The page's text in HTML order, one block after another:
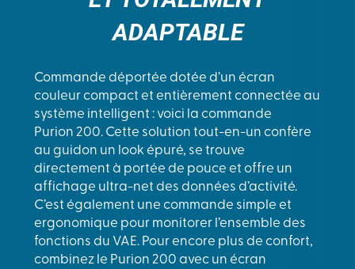
ADAPTABLE
Commande déportée dotée d’un écran
couleur compact et entièrement connectée au
système intelligent : voici la commande
Purion 200. Cette solution tout-en-un confère
au guidon un look épuré, se trouve
directement à portée de pouce et offre un
affichage ultra-net des données d’activité.
C’est également une commande simple et
ergonomique pour monitorer l’ensemble des
fonctions du VAE. Pour encore plus de confort,
combinez le Purion 200 avec un écran